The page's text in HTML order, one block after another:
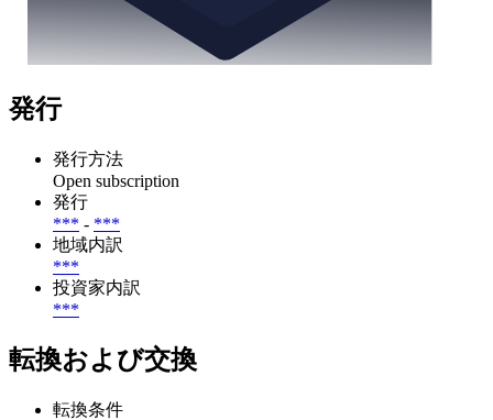
発行
発行方法
Open subscription
発行
*** - ***
地域内訳
***
投資家内訳
***
転換および交換
転換条件